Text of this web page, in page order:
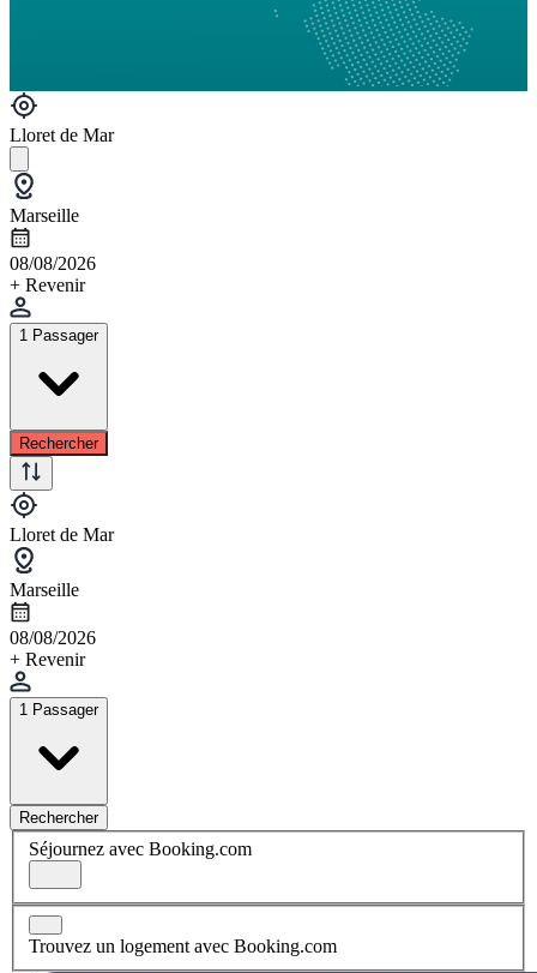
Lloret de Mar
Marseille
08/08/2026
+ Revenir
1 Passager
Rechercher
Lloret de Mar
Marseille
08/08/2026
+ Revenir
1 Passager
Rechercher
Séjournez avec Booking.com
Trouvez un logement avec Booking.com